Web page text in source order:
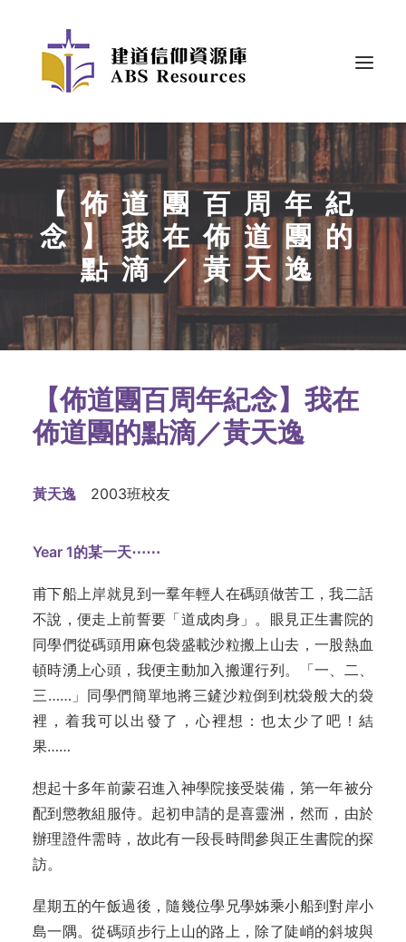
【佈道團百周年紀
念】我在佈道團的
點滴／黃天逸
【佈道團百周年紀念】我在
佈道團的點滴／黃天逸
黃天逸 2003班校友
Year 1的某一天⋯⋯
甫下船上岸就見到一羣年輕人在碼頭做苦工，我二話
不說，便走上前誓要「道成肉身」。眼見正生書院的
同學們從碼頭用麻包袋盛載沙粒搬上山去，一股熱血
頓時湧上心頭，我便主動加入搬運行列。「一、二、
三……」同學們簡單地將三鏟沙粒倒到枕袋般大的袋
裡，着我可以出發了，心裡想：也太少了吧！結
果……
想起十多年前蒙召進入神學院接受裝備，第一年被分
配到懲教組服侍。起初申請的是喜靈洲，然而，由於
辦理證件需時，故此有一段長時間參與正生書院的探
訪。
星期五的午飯過後，隨幾位學兄學姊乘小船到對岸小
島一隅。從碼頭步行上山的路上，除了陡峭的斜坡與